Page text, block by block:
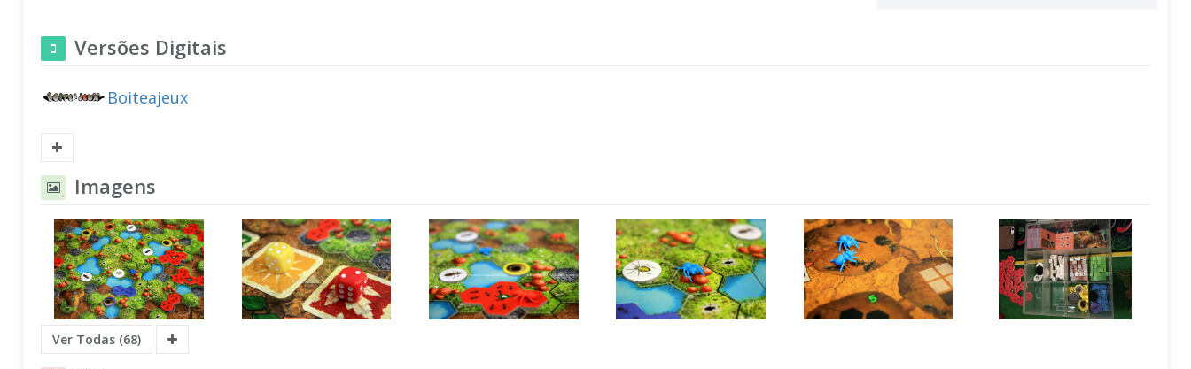
Versões Digitais
Boiteajeux
Imagens
Ver Todas (68)